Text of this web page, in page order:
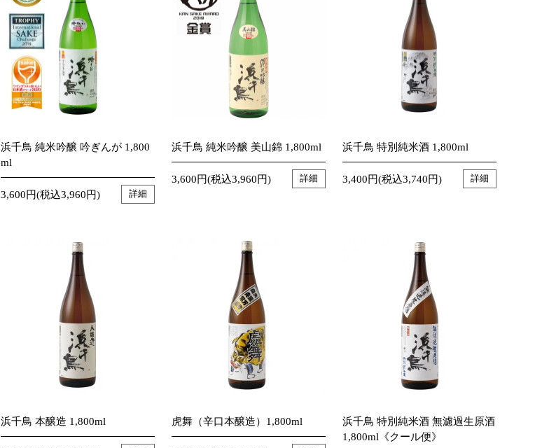
浜千鳥 純米吟醸 吟ぎんが 1,800
ml
3,600円(税込3,960円) 詳細
浜千鳥 純米吟醸 美山錦 1,800ml
3,600円(税込3,960円) 詳細
浜千鳥 特別純米酒 1,800ml
3,400円(税込3,740円) 詳細
浜千鳥 本醸造 1,800ml 虎舞（辛口本醸造）1,800ml
浜千鳥 特別純米酒 無濾過生原酒
1,800ml《クール便》